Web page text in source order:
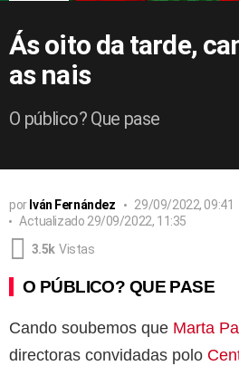
Ás oito da tarde,
as nais
O público? Que pase
por Iván Fernández
29/09/2022, 09:41
Actualizado 29/09/2022, 11:35
3.5k Vistas
O PÚBLICO? QUE PASE
Cando soubemos que Marta
directoras convidadas polo